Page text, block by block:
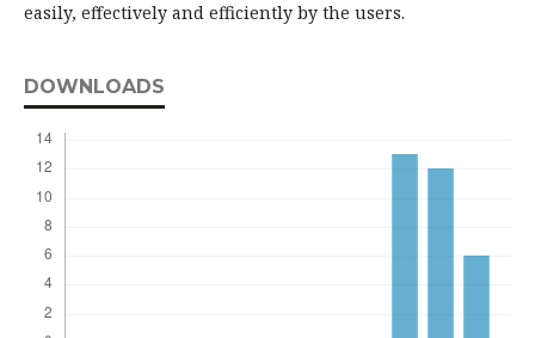
easily, effectively and efficiently by the users.
DOWNLOADS